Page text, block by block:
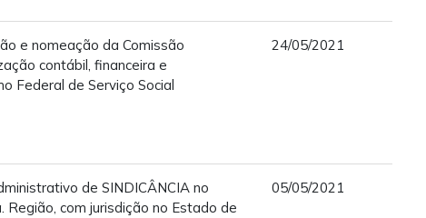
e nomeação da Comissão
contábil, financeira e
Federal de Serviço Social
24/05/2021
de SINDICÂNCIA no
Região, com jurisdição no Estado de
05/05/2021